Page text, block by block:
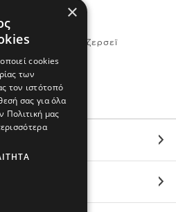
ζερσεϊ
×
cookies
των
τον ιστότοπό
σας για όλα
μας